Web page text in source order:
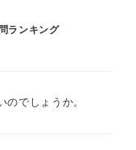
ランキング
でしょうか。